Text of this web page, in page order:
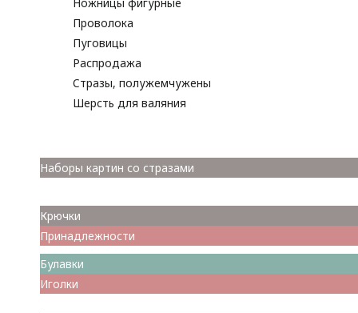
Ножницы фигурные
Проволока
Пуговицы
Распродажа
Стразы, полужемчужены
Шерсть для валяния
Наборы картин со стразами
Крючки
Принадлежности
Булавки
Иголки